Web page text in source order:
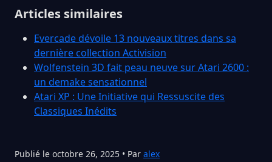
Articles similaires
Evercade dévoile 13 nouveaux titres dans sa
dernière collection Activision
Wolfenstein 3D fait peau neuve sur Atari 2600 :
un demake sensationnel
Atari XP : Une Initiative qui Ressuscite des
Classiques Inédits
Publié le octobre 26, 2025 • Par alex